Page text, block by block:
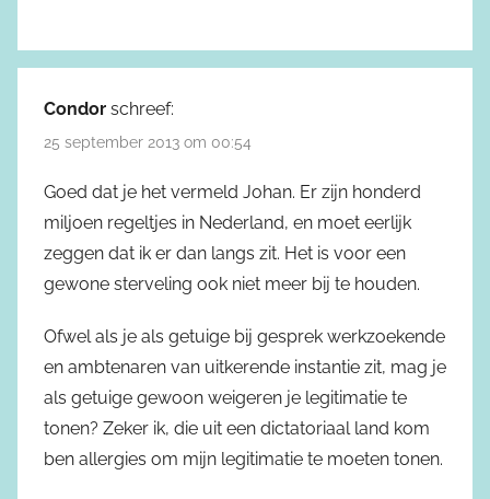
Condor schreef:
25 september 2013 om 00:54
Goed dat je het vermeld Johan. Er zijn honderd
miljoen regeltjes in Nederland, en moet eerlijk
zeggen dat ik er dan langs zit. Het is voor een
gewone sterveling ook niet meer bij te houden.
Ofwel als je als getuige bij gesprek werkzoekende
en ambtenaren van uitkerende instantie zit, mag je
als getuige gewoon weigeren je legitimatie te
tonen? Zeker ik, die uit een dictatoriaal land kom
ben allergies om mijn legitimatie te moeten tonen.